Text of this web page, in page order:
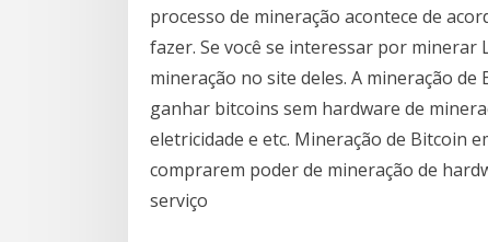
processo de mineração acontece de
fazer. Se você se interessar por minerar
mineração no site deles. A mineração
ganhar bitcoins sem hardware de
eletricidade e etc. Mineração de Bitcoin
comprarem poder de mineração de
serviço